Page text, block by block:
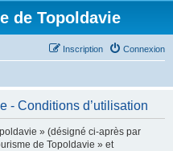
de Topoldavie
Connexion
Inscription
- Conditions d’utilisation
» (désigné ci-après par
de Topoldavie » et